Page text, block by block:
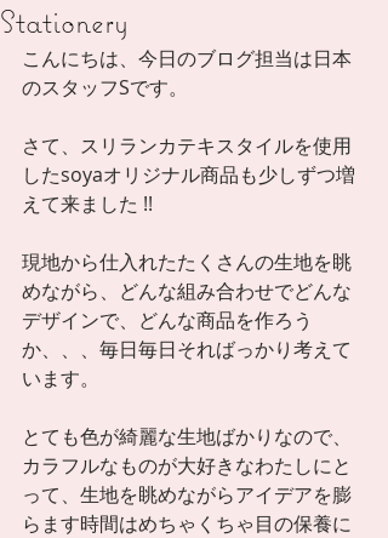
Stationery
こんにちは、今日のブログ担当は日本
のスタッフSです。
さて、スリランカテキスタイルを使用
したsoyaオリジナル商品も少しずつ増
えて来ました !!
現地から仕入れたたくさんの生地を眺
めながら、どんな組み合わせでどんな
デザインで、どんな商品を作ろう
か、、、毎日毎日そればっかり考えて
います。
とても色が綺麗な生地ばかりなので、
カラフルなものが大好きなわたしにと
って、生地を眺めながらアイデアを膨
らます時間はめちゃくちゃ目の保養に